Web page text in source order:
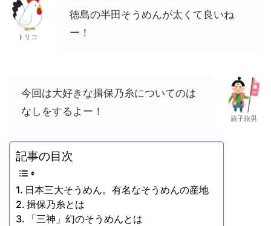
トリコ
徳島の半田そうめんが太くて良いね
ー！
今回は大好きな揖保乃糸についてのは
なしをするよー！
旅子旅男
記事の目次
日本三大そうめん。有名なそうめんの産地
揖保乃糸とは
「三神」幻のそうめんとは